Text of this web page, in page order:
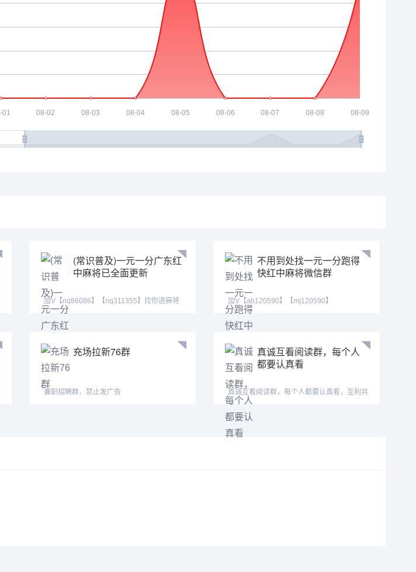
(常识普及)一元一分广东红
中麻将已全面更新
加V【nq86086】【nq311355】拉你进麻将
圈。红中做鬼百
不用到处找一元一分跑得
快红中麻将微信群
加V【ab120590】【mj120590】
【tj525555】七年靠谱大
充场拉新76群
兼职招聘群，禁止发广告
真诚互看阅读群，每个人
都要认真看
真诚互看阅读群，每个人都要认真看，互利共
赢。